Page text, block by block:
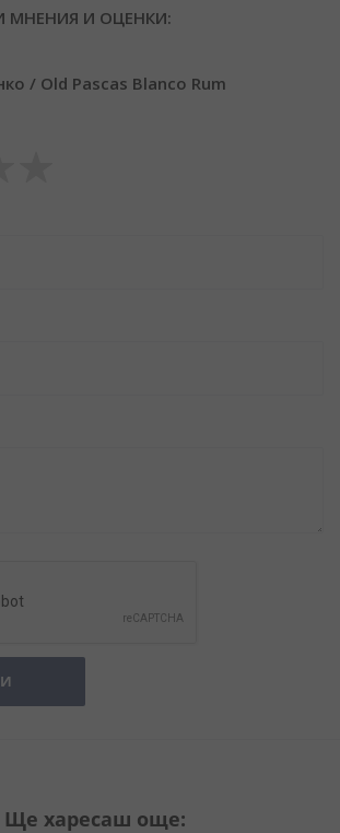
МНЕНИЯ И ОЦЕНКИ:
/ Old Pascas Blanco Rum
Ще харесаш още: